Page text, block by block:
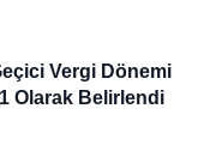
Vergi Dönemi
Olarak Belirlendi